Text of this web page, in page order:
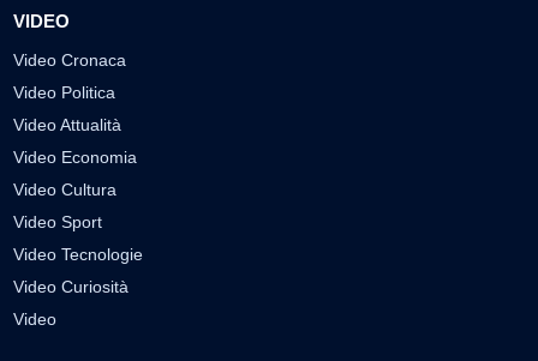
VIDEO
Video Cronaca
Video Politica
Video Attualità
Video Economia
Video Cultura
Video Sport
Video Tecnologie
Video Curiosità
Video